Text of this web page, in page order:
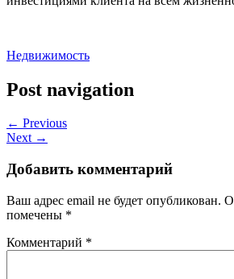
Недвижимость
Post navigation
← Previous
Next →
Добавить комментарий
Ваш адрес email не будет опубликован.
помечены *
Комментарий *